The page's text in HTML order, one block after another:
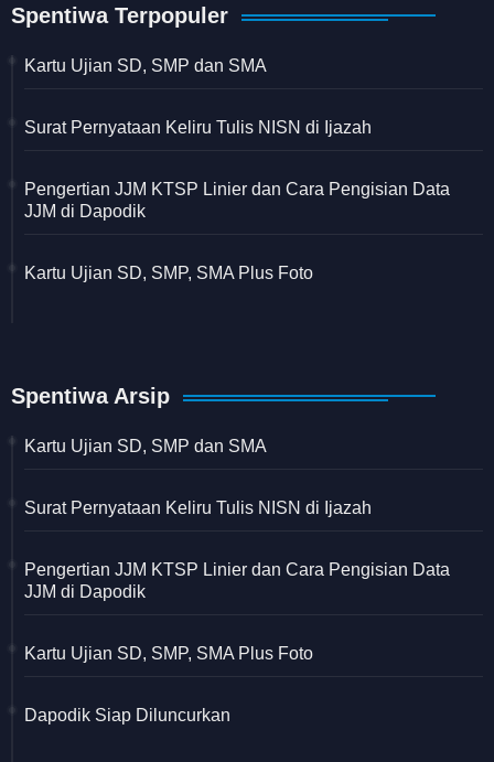
Spentiwa Terpopuler
Kartu Ujian SD, SMP dan SMA
Surat Pernyataan Keliru Tulis NISN di Ijazah
Pengertian JJM KTSP Linier dan Cara Pengisian Data
JJM di Dapodik
Kartu Ujian SD, SMP, SMA Plus Foto
Spentiwa Arsip
Kartu Ujian SD, SMP dan SMA
Surat Pernyataan Keliru Tulis NISN di Ijazah
Pengertian JJM KTSP Linier dan Cara Pengisian Data
JJM di Dapodik
Kartu Ujian SD, SMP, SMA Plus Foto
Dapodik Siap Diluncurkan